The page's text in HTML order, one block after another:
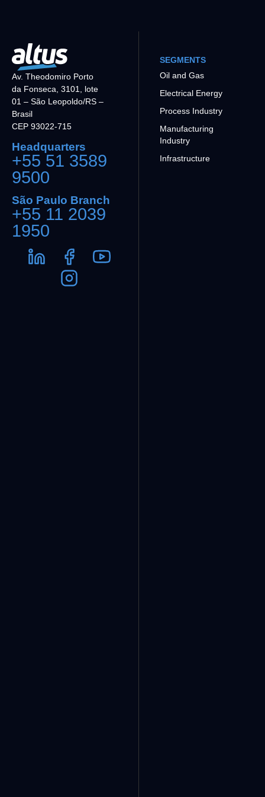
Av. Theodomiro Porto
da Fonseca, 3101, lote
01 – São Leopoldo/RS –
Brasil
CEP 93022-715
Headquarters
+55 51 3589
9500
São Paulo Branch
+55 11 2039
1950
SEGMENTS
Oil and Gas
Electrical Energy
Process Industry
Manufacturing
Industry
Infrastructure